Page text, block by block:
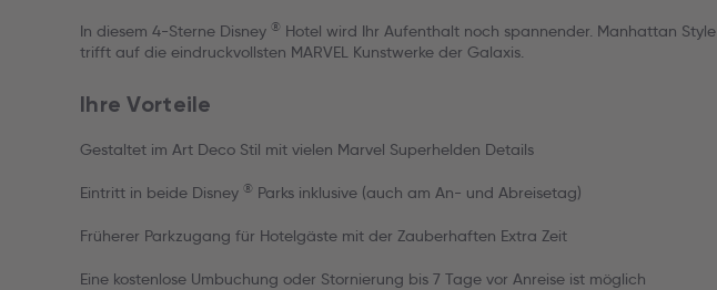
In diesem 4-Sterne Disney ® Hotel wird Ihr Aufenthalt noch spannender. Manhattan Style
trifft auf die eindruckvollsten MARVEL Kunstwerke der Galaxis.
Ihre Vorteile
Gestaltet im Art Deco Stil mit vielen Marvel Superhelden Details
Eintritt in beide Disney ® Parks inklusive (auch am An- und Abreisetag)
Früherer Parkzugang für Hotelgäste mit der Zauberhaften Extra Zeit
Eine kostenlose Umbuchung oder Stornierung bis 7 Tage vor Anreise ist möglich